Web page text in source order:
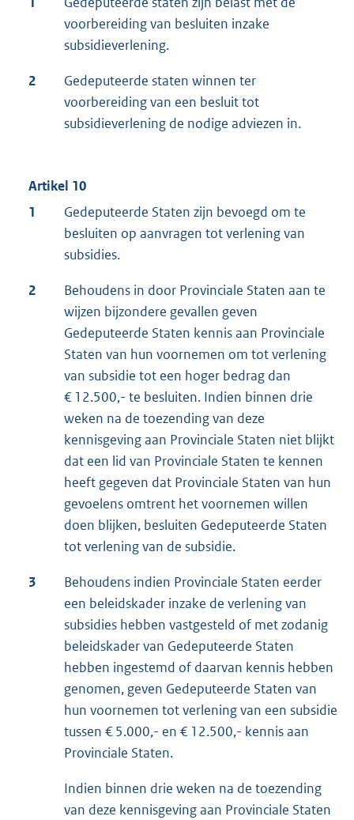
voorbereiding van besluiten inzake
subsidieverlening.
2
Gedeputeerde staten winnen ter
voorbereiding van een besluit tot
subsidieverlening de nodige adviezen in.
Artikel 10
1
Gedeputeerde Staten zijn bevoegd om te
besluiten op aanvragen tot verlening van
subsidies.
2
Behoudens in door Provinciale Staten aan te
wijzen bijzondere gevallen geven
Gedeputeerde Staten kennis aan Provinciale
Staten van hun voornemen om tot verlening
van subsidie tot een hoger bedrag dan
€ 12.500,- te besluiten. Indien binnen drie
weken na de toezending van deze
kennisgeving aan Provinciale Staten niet blijkt
dat een lid van Provinciale Staten te kennen
heeft gegeven dat Provinciale Staten van hun
gevoelens omtrent het voornemen willen
doen blijken, besluiten Gedeputeerde Staten
tot verlening van de subsidie.
3
Behoudens indien Provinciale Staten eerder
een beleidskader inzake de verlening van
subsidies hebben vastgesteld of met zodanig
beleidskader van Gedeputeerde Staten
hebben ingestemd of daarvan kennis hebben
genomen, geven Gedeputeerde Staten van
hun voornemen tot verlening van een subsidie
tussen € 5.000,- en € 12.500,- kennis aan
Provinciale Staten.
Indien binnen drie weken na de toezending
van deze kennisgeving aan Provinciale Staten